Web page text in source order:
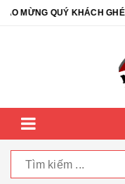
MỪNG QUÝ KHÁCH GHÉ